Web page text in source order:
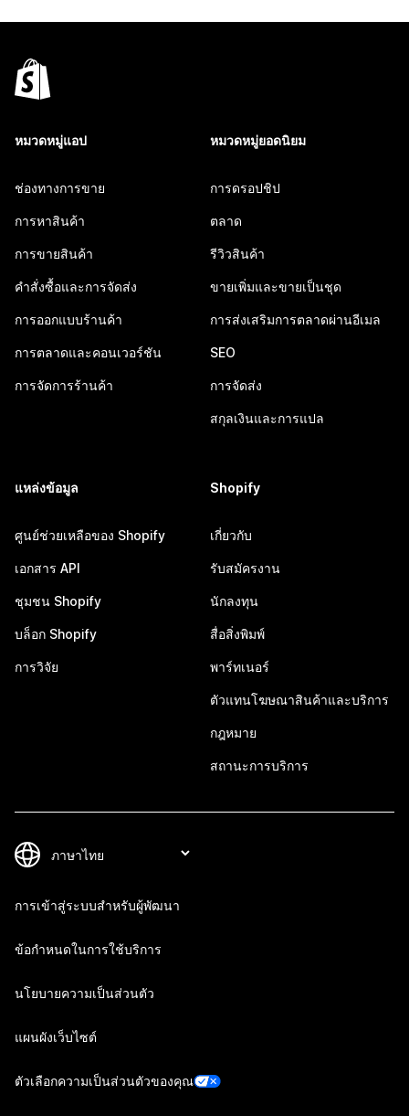
หมวดหมู่แอป
ช่องทางการขาย
การหาสินค้า
การขายสินค้า
คำสั่งซื้อและการจัดส่ง
การออกแบบร้านค้า
การตลาดและคอนเวอร์ชัน
การจัดการร้านค้า
หมวดหมู่ยอดนิยม
การดรอปชิป
ตลาด
รีวิวสินค้า
ขายเพิ่มและขายเป็นชุด
การส่งเสริมการตลาดผ่านอีเมล
SEO
การจัดส่ง
สกุลเงินและการแปล
แหล่งข้อมูล
ศูนย์ช่วยเหลือของ Shopify
เอกสาร API
ชุมชน Shopify
บล็อก Shopify
การวิจัย
Shopify
เกี่ยวกับ
รับสมัครงาน
นักลงทุน
สื่อสิ่งพิมพ์
พาร์ทเนอร์
ตัวแทนโฆษณาสินค้าและบริการ
กฎหมาย
สถานะการบริการ
การเข้าสู่ระบบสำหรับผู้พัฒนา
ข้อกำหนดในการใช้บริการ
นโยบายความเป็นส่วนตัว
แผนผังเว็บไซต์
ตัวเลือกความเป็นส่วนตัวของคุณ